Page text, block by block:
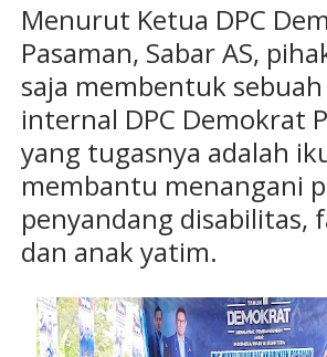
Menurut Ketua DPC
Pasaman, Sabar AS,
saja membentuk
internal DPC Demokrat
yang tugasnya adalah
membantu menangani
penyandang disabilitas,
dan anak yatim.